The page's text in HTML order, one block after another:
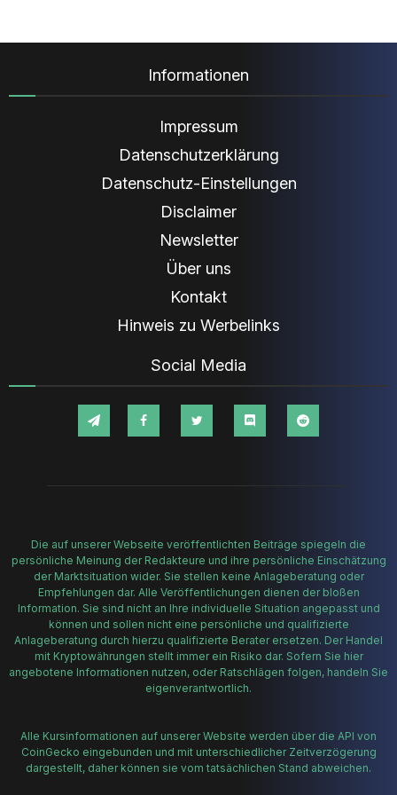
Informationen
Impressum
Datenschutzerklärung
Datenschutz-Einstellungen
Disclaimer
Newsletter
Über uns
Kontakt
Hinweis zu Werbelinks
Social Media
Die auf unserer Webseite veröffentlichten Beiträge spiegeln die
persönliche Meinung der Redakteure und ihre persönliche Einschätzung
der Marktsituation wider. Sie stellen keine Anlageberatung oder
Empfehlungen dar. Alle Veröffentlichungen dienen der bloßen
Information. Sie sind nicht an Ihre individuelle Situation angepasst und
können und sollen nicht eine persönliche und qualifizierte
Anlageberatung durch hierzu qualifizierte Berater ersetzen. Der Handel
mit Kryptowährungen stellt immer ein Risiko dar. Sofern Sie hier
angebotene Informationen nutzen, oder Ratschlägen folgen, handeln Sie
eigenverantwortlich.
Alle Kursinformationen auf unserer Website werden über die API von
CoinGecko eingebunden und mit unterschiedlicher Zeitverzögerung
dargestellt, daher können sie vom tatsächlichen Stand abweichen.